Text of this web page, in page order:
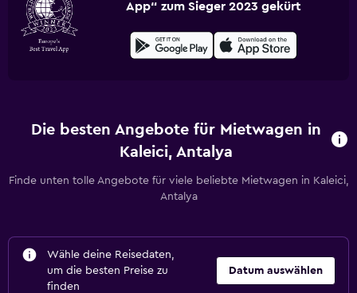
App“ zum Sieger 2023 gekürt
Die besten Angebote für Mietwagen in
Kaleici, Antalya
Finde unten tolle Angebote für viele beliebte Mietwagen in Kaleici,
Antalya
Wähle deine Reisedaten,
um die besten Preise zu
finden
Datum auswählen